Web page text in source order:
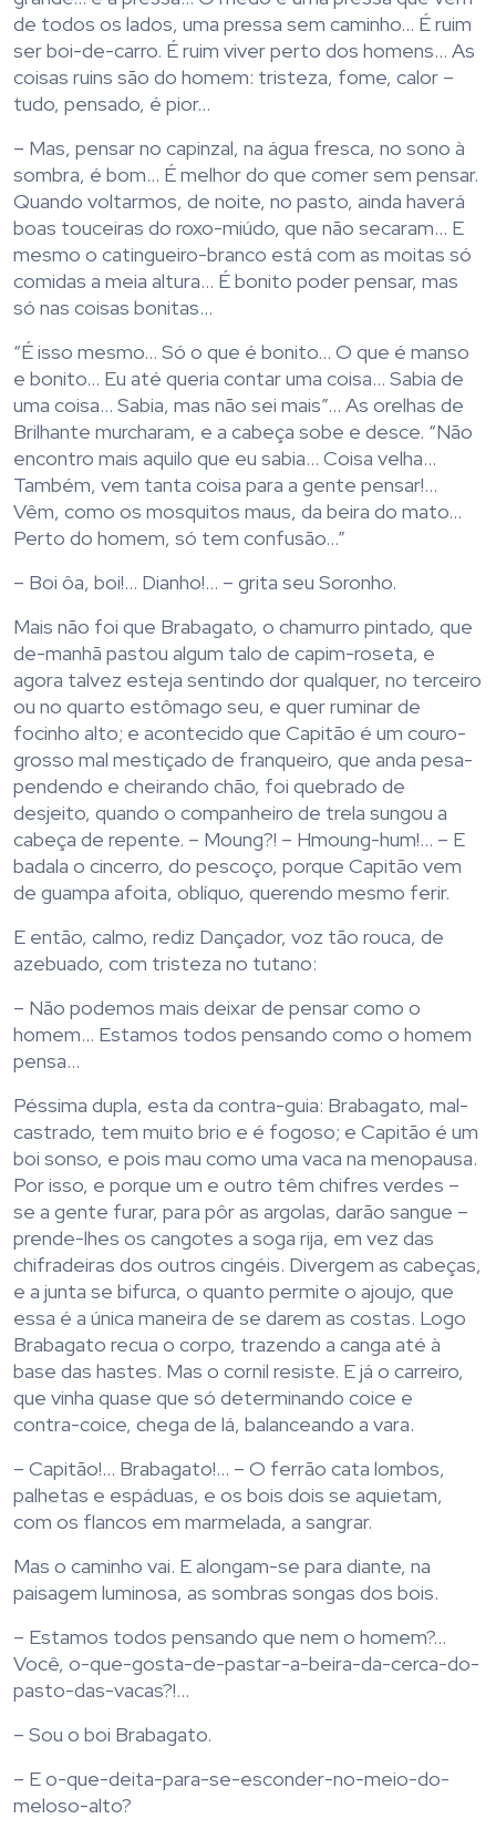
de todos os lados, uma pressa sem caminho… É ruim
ser boi-de-carro. É ruim viver perto dos homens… As
coisas ruins são do homem: tristeza, fome, calor –
tudo, pensado, é pior…
– Mas, pensar no capinzal, na água fresca, no sono à
sombra, é bom… É melhor do que comer sem pensar.
Quando voltarmos, de noite, no pasto, ainda haverá
boas touceiras do roxo-miúdo, que não secaram… E
mesmo o catingueiro-branco está com as moitas só
comidas a meia altura… É bonito poder pensar, mas
só nas coisas bonitas…
“É isso mesmo… Só o que é bonito… O que é manso
e bonito… Eu até queria contar uma coisa… Sabia de
uma coisa… Sabia, mas não sei mais”… As orelhas de
Brilhante murcharam, e a cabeça sobe e desce. “Não
encontro mais aquilo que eu sabia… Coisa velha…
Também, vem tanta coisa para a gente pensar!…
Vêm, como os mosquitos maus, da beira do mato…
Perto do homem, só tem confusão…”
– Boi ôa, boi!… Dianho!… – grita seu Soronho.
Mais não foi que Brabagato, o chamurro pintado, que
de-manhã pastou algum talo de capim-roseta, e
agora talvez esteja sentindo dor qualquer, no terceiro
ou no quarto estômago seu, e quer ruminar de
focinho alto; e acontecido que Capitão é um couro-
grosso mal mestiçado de franqueiro, que anda pesa-
pendendo e cheirando chão, foi quebrado de
desjeito, quando o companheiro de trela sungou a
cabeça de repente. – Moung?! – Hmoung-hum!… – E
badala o cincerro, do pescoço, porque Capitão vem
de guampa afoita, oblíquo, querendo mesmo ferir.
E então, calmo, rediz Dançador, voz tão rouca, de
azebuado, com tristeza no tutano:
– Não podemos mais deixar de pensar como o
homem… Estamos todos pensando como o homem
pensa…
Péssima dupla, esta da contra-guia: Brabagato, mal-
castrado, tem muito brio e é fogoso; e Capitão é um
boi sonso, e pois mau como uma vaca na menopausa.
Por isso, e porque um e outro têm chifres verdes –
se a gente furar, para pôr as argolas, darão sangue –
prende-lhes os cangotes a soga rija, em vez das
chifradeiras dos outros cingéis. Divergem as cabeças,
e a junta se bifurca, o quanto permite o ajoujo, que
essa é a única maneira de se darem as costas. Logo
Brabagato recua o corpo, trazendo a canga até à
base das hastes. Mas o cornil resiste. E já o carreiro,
que vinha quase que só determinando coice e
contra-coice, chega de lá, balanceando a vara.
– Capitão!… Brabagato!… – O ferrão cata lombos,
palhetas e espáduas, e os bois dois se aquietam,
com os flancos em marmelada, a sangrar.
Mas o caminho vai. E alongam-se para diante, na
paisagem luminosa, as sombras songas dos bois.
– Estamos todos pensando que nem o homem?…
Você, o-que-gosta-de-pastar-a-beira-da-cerca-do-
pasto-das-vacas?!…
– Sou o boi Brabagato.
– E o-que-deita-para-se-esconder-no-meio-do-
meloso-alto?